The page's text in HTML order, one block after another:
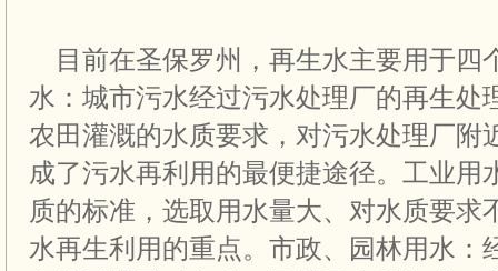
目前在圣保罗州，再生水主要用于四
水：城市污水经过污水处理厂的再生处
农田灌溉的水质要求，对污水处理厂附
成了污水再利用的最便捷途径。工业用
质的标准，选取用水量大、对水质要求
水再生利用的重点。市政、园林用水：